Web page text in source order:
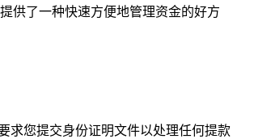
供了一种快速方便地管理资金的好方
求您提交身份证明文件以处理任何提款